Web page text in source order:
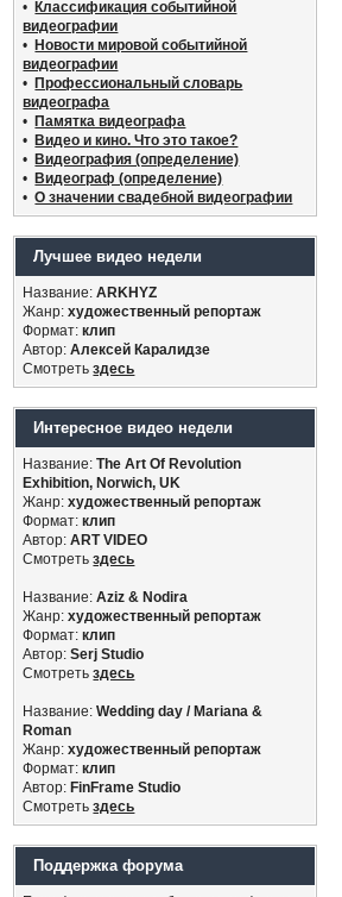
• Классификация событийной
видеографии
• Новости мировой событийной
видеографии
• Профессиональный словарь
видеографа
• Памятка видеографа
• Видео и кино. Что это такое?
• Видеография (определение)
• Видеограф (определение)
•О значении свадебной видеографии
Лучшее видео недели
Название:ARKHYZ
Жанр:художественный репортаж
Формат:клип
Автор:Алексей Каралидзе
Смотретьздесь
Интересное видео недели
Название:The Art Of Revolution
Exhibition, Norwich, UK
Жанр:художественный репортаж
Формат:клип
Автор:ART VIDEO
Смотретьздесь
Название:Aziz & Nodira
Жанр:художественный репортаж
Формат:клип
Автор:Serj Studio
Смотретьздесь
Название:Wedding day / Mariana &
Roman
Жанр:художественный репортаж
Формат:клип
Автор: FinFrame Studio
Смотретьздесь
Поддержка форума